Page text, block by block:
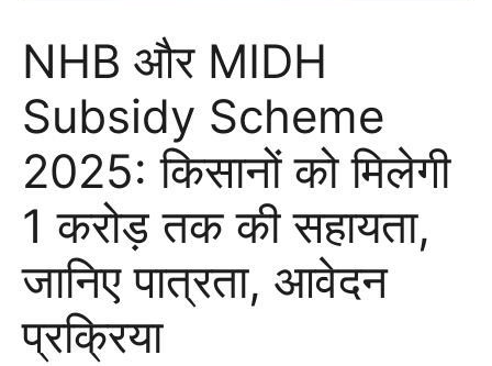
NHB और MIDH
Subsidy Scheme
2025: किसानों को मिलेगी
1 करोड़ तक की सहायता,
जानिए पात्रता, आवेदन
प्रक्रिया